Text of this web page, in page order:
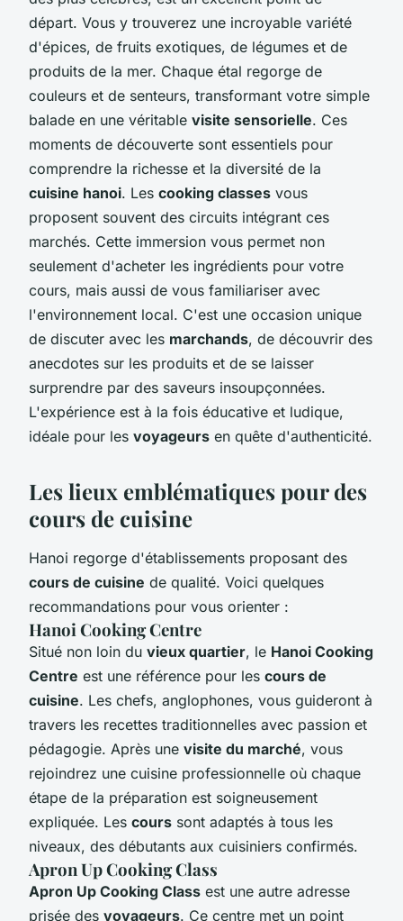
départ. Vous y trouverez une incroyable variété
d'épices, de fruits exotiques, de légumes et de
produits de la mer. Chaque étal regorge de
couleurs et de senteurs, transformant votre simple
balade en une véritable visite sensorielle. Ces
moments de découverte sont essentiels pour
comprendre la richesse et la diversité de la
cuisine hanoi. Les cooking classes vous
proposent souvent des circuits intégrant ces
marchés. Cette immersion vous permet non
seulement d'acheter les ingrédients pour votre
cours, mais aussi de vous familiariser avec
l'environnement local. C'est une occasion unique
de discuter avec les marchands, de découvrir des
anecdotes sur les produits et de se laisser
surprendre par des saveurs insoupçonnées.
L'expérience est à la fois éducative et ludique,
idéale pour les voyageurs en quête d'authenticité.
Les lieux emblématiques pour des
cours de cuisine
Hanoi regorge d'établissements proposant des
cours de cuisine de qualité. Voici quelques
recommandations pour vous orienter :
Hanoi Cooking Centre
Situé non loin du vieux quartier, le Hanoi Cooking
Centre est une référence pour les cours de
cuisine. Les chefs, anglophones, vous guideront à
travers les recettes traditionnelles avec passion et
pédagogie. Après une visite du marché, vous
rejoindrez une cuisine professionnelle où chaque
étape de la préparation est soigneusement
expliquée. Les cours sont adaptés à tous les
niveaux, des débutants aux cuisiniers confirmés.
Apron Up Cooking Class
Apron Up Cooking Class est une autre adresse
prisée des voyageurs. Ce centre met un point